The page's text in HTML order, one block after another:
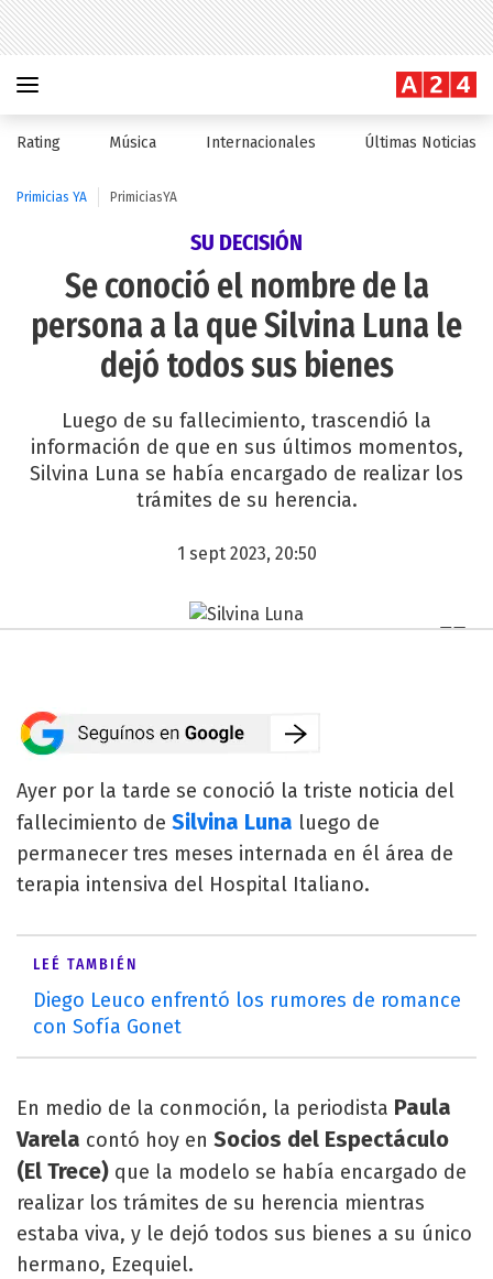
Rating Música Internacionales Últimas Noticias
Primicias YA PrimiciasYA
SU DECISIÓN
Se conoció el nombre de la
persona a la que Silvina Luna le
dejó todos sus bienes
Luego de su fallecimiento, trascendió la
información de que en sus últimos momentos,
Silvina Luna se había encargado de realizar los
trámites de su herencia.
1 sept 2023, 20:50
Ayer por la tarde se conoció la triste noticia del
fallecimiento de Silvina Luna luego de
permanecer tres meses internada en él área de
terapia intensiva del Hospital Italiano.
LEÉ TAMBIÉN
Diego Leuco enfrentó los rumores de romance
con Sofía Gonet
En medio de la conmoción, la periodista Paula
Varela contó hoy en Socios del Espectáculo
(El Trece) que la modelo se había encargado de
realizar los trámites de su herencia mientras
estaba viva, y le dejó todos sus bienes a su único
hermano, Ezequiel.